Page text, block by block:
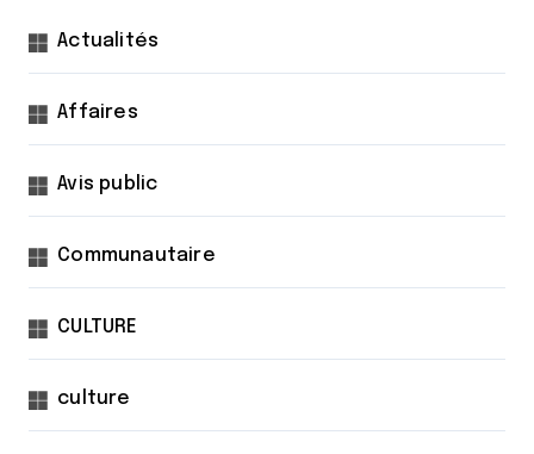
Actualités
Affaires
Avis public
Communautaire
CULTURE
culture